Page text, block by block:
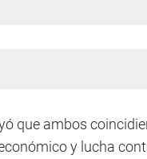
que ambos
y lucha